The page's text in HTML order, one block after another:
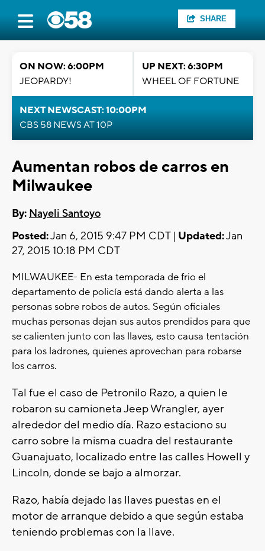
SHARE
ON NOW: 6:00PM
JEOPARDY!
UP NEXT: 6:30PM
WHEEL OF FORTUNE
NEXT NEWSCAST: 10:00PM
CBS 58 NEWS AT 10P
Aumentan robos de carros en
Milwaukee
By: Nayeli Santoyo
Posted:Jan 6, 2015 9:47 PM CDT | Updated:Jan
27, 2015 10:18 PM CDT
MILWAUKEE- En esta temporada de frio el
departamento de policía está dando alerta a las
personas sobre robos de autos. Según oficiales
muchas personas dejan sus autos prendidos para que
se calienten junto con las llaves, esto causa tentación
para los ladrones, quienes aprovechan para robarse
los carros.
Tal fue el caso de Petronilo Razo, a quien le
robaron su camioneta Jeep Wrangler, ayer
alrededor del medio día. Razo estaciono su
carro sobre la misma cuadra del restaurante
Guanajuato, localizado entre las calles Howell y
Lincoln, donde se bajo a almorzar.
Razo, había dejado las llaves puestas en el
motor de arranque debido a que según estaba
teniendo problemas con la llave.